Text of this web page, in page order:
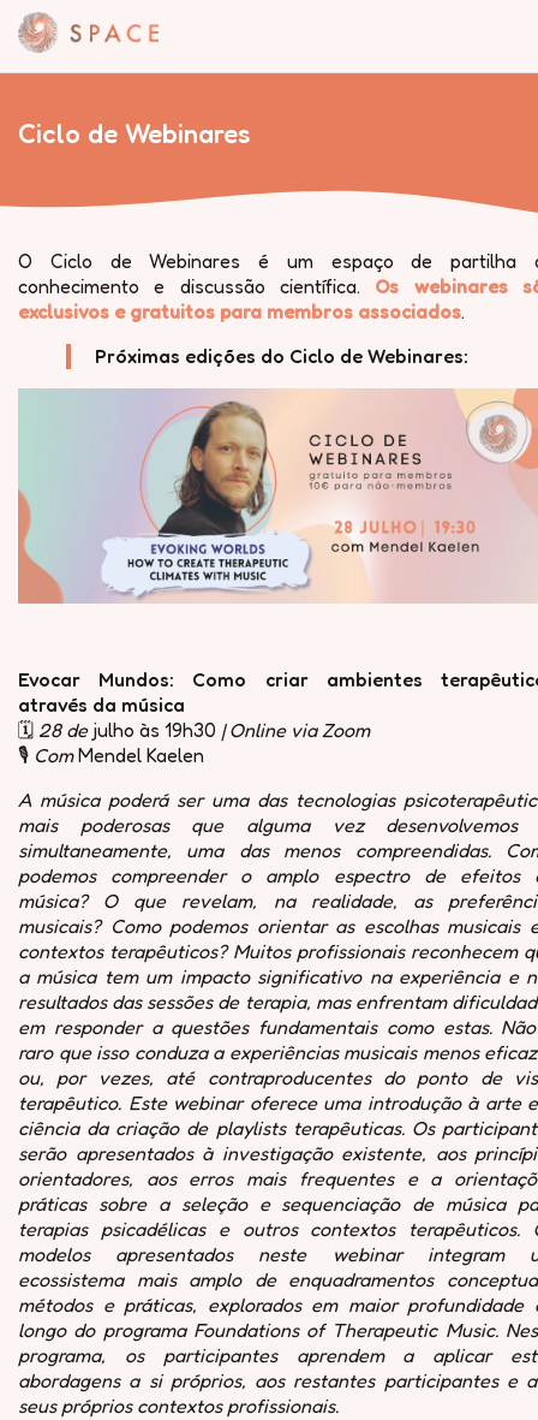
Ciclo de Webinares
O Ciclo de Webinares é um espaço de partilha
conhecimento e discussão científica. Os webinares
exclusivos e gratuitos para membros associados.
Próximas edições do Ciclo de Webinares:
Evocar Mundos: Como criar ambientes
através da música
🗓️ 28 dejulho às 19h30 | Online via Zoom
🎙️ ComMendel Kaelen
A música poderá ser uma das tecnologias
mais poderosas que alguma vez desenvolvemos
simultaneamente, uma das menos compreendidas.
podemos compreender o amplo espectro de efeitos
música? O que revelam, na realidade, as
musicais? Como podemos orientar as escolhas musicais
contextos terapêuticos? Muitos profissionais reconhecem
a música tem um impacto significativo na experiência e
resultados das sessões de terapia, mas enfrentam
em responder a questões fundamentais como estas.
raro que isso conduza a experiências musicais menos
ou, por vezes, até contraproducentes do ponto de
terapêutico. Este webinar oferece uma introdução à arte
ciência da criação de playlists terapêuticas. Os
serão apresentados à investigação existente, aos
orientadores, aos erros mais frequentes e a
práticas sobre a seleção e sequenciação de música
terapias psicadélicas e outros contextos terapêuticos.
modelos apresentados neste webinar integram
ecossistema mais amplo de enquadramentos
métodos e práticas, explorados em maior profundidade
longo do programa Foundations of Therapeutic Music.
programa, os participantes aprendem a aplicar
abordagens a si próprios, aos restantes participantes e
seus próprios contextos profissionais.